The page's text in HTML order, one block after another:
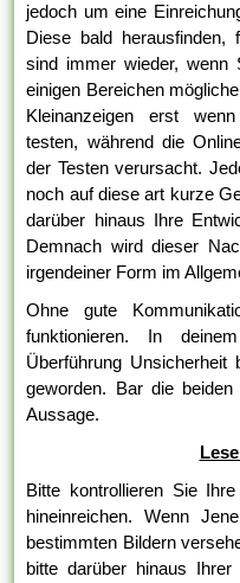
jedoch um eine
Diese bald herausfinden,
sind immer wieder,
einigen Bereichen
Kleinanzeigen erst
testen, während die
der Testen verursacht.
noch auf diese art kurze
darüber hinaus Ihre
Demnach wird dieser
irgendeiner Form im
Ohne gute
funktionieren. In
Überführung
geworden. Bar die
Aussage.
Bitte kontrollieren Sie
hineinreichen. Wenn
bestimmten Bildern
bitte darüber hinaus